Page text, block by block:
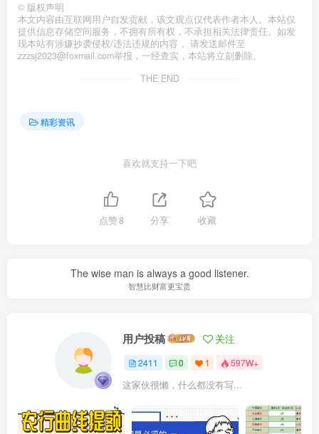
© 版权声明
本文内容由互联网用户自发贡献，该文观点仅代表作者本人。本站仅
提供信息存储空间服务，不拥有所有权，不承担相关法律责任。如发
现本站有涉嫌抄袭侵权/违法违规的内容， 请发送邮件至
zzzsj2023@foxmail.com举报，一经查实，本站将立刻删除。
THE END
精彩资讯
喜欢就支持一下吧
点赞8 分享 收藏
The wise man is always a good listener.
智慧比财富更宝贵
用户投稿 关注
2411 0 1 597W+
这家伙很懒，什么都没有写...